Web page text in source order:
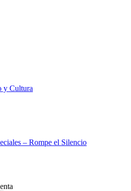
y Cultura
– Rompe el Silencio